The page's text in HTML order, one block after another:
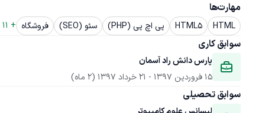
مهارت‌ها
HTML
HTML5 پی اچ پی (PHP) سئو (SEO) فروشگاه +
11
سوابق کاری
پارس دانش راد آسمان
15 فروردین 1397
- 21 خرداد 1397 (2 ماه)
سوابق تحصیلی